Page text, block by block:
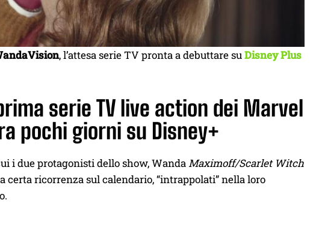
, l’attesa serie TV pronta a debuttare suDisney Plus
serie TV live action dei Marvel
pochi giorni su Disney+
i due protagonisti dello show, WandaMaximoff/Scarlet Witch
certa ricorrenza sul calendario, “intrappolati” nella loro